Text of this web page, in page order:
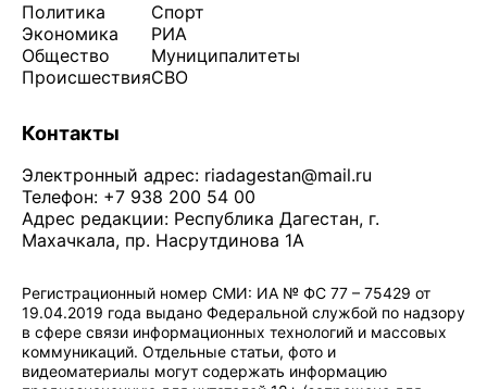
Политика
Экономика
Общество
Происшествия
Спорт
РИА
Муниципалитеты
СВО
Контакты
Электронный адрес: riadagestan@mail.ru
Телефон: +7 938 200 54 00
Адрес редакции: Республика Дагестан, г.
Махачкала, пр. Насрутдинова 1А
Регистрационный номер СМИ: ИА № ФС 77 – 75429 от
19.04.2019 года выдано Федеральной службой по надзору
в сфере связи информационных технологий и массовых
коммуникаций. Отдельные статьи, фото и
видеоматериалы могут содержать информацию